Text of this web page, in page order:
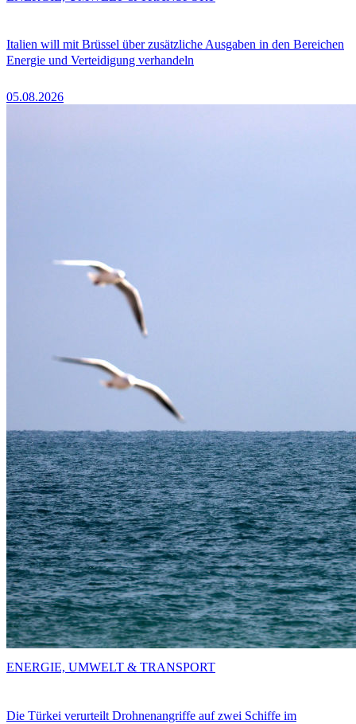
Italien will mit Brüssel über zusätzliche Ausgaben in den Bereichen
Energie und Verteidigung verhandeln
05.08.2026
Die Türkei verurteilt Drohnenangriffe auf zwei Schiffe im
ENERGIE, UMWELT & TRANSPORT